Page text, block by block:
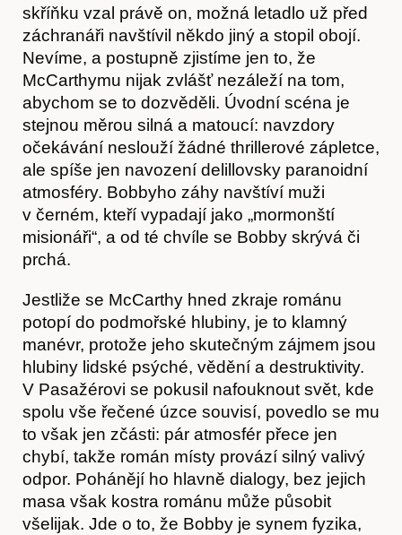
skříňku vzal právě on, možná letadlo už před
záchranáři navštívil někdo jiný a stopil obojí.
Nevíme, a postupně zjistíme jen to, že
McCarthymu nijak zvlášť nezáleží na tom,
abychom se to dozvěděli. Úvodní scéna je
stejnou měrou silná a matoucí: navzdory
očekávání neslouží žádné thrillerové zápletce,
ale spíše jen navození delillovsky paranoidní
atmosféry. Bobbyho záhy navštíví muži
v černém, kteří vypadají jako „mormonští
misionáři“, a od té chvíle se Bobby skrývá či
prchá.
Jestliže se McCarthy hned zkraje románu
potopí do podmořské hlubiny, je to klamný
manévr, protože jeho skutečným zájmem jsou
hlubiny lidské psýché, vědění a destruktivity.
V Pasažérovi se pokusil nafouknout svět, kde
spolu vše řečené úzce souvisí, povedlo se mu
to však jen zčásti: pár atmosfér přece jen
chybí, takže román místy provází silný valivý
odpor. Pohánějí ho hlavně dialogy, bez jejich
masa však kostra románu může působit
všelijak. Jde o to, že Bobby je synem fyzika,